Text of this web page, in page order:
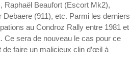
Raphaël Beaufort (Escort Mk2),
(911), etc. Parmi les derniers
au Condroz Rally entre 1981 et
Ce sera de nouveau le cas pour ce
faire un malicieux clin d’œil à